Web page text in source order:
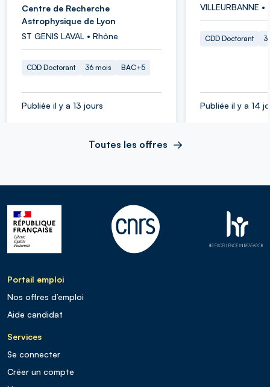
Centre de Recherche
Astrophysique de Lyon
ST GENIS LAVAL • Rhône
CDD Doctorant 36 mois BAC+5
Publiée il y a 13 jours
VILLEURBANNE •
CDD Doctorant
Publiée il y a 14
Toutes les offres
Portail emploi
Nos offres d’emploi
Aide candidat
Services
Se connecter
Créer un compte